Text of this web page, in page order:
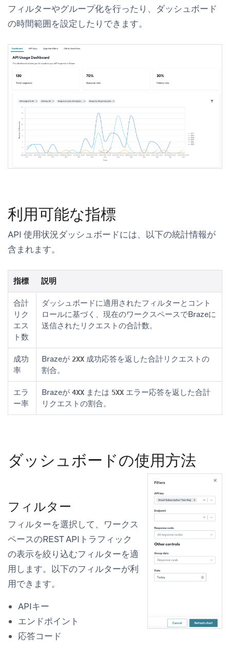
フィルターやグループ化を行ったり、ダッシュボード
の時間範囲を設定したりできます。
利用可能な指標
API 使用状況ダッシュボードには、以下の統計情報が
含まれます。
指標 説明
合計
リク
エス
ト数
ダッシュボードに適用されたフィルターとコント
ロールに基づく、現在のワークスペースでBrazeに
送信されたリクエストの合計数。
成功
率
Brazeが 2XX 成功応答を返した合計リクエストの
割合。
エラ
ー率
Brazeが 4XX または 5XX エラー応答を返した合計
リクエストの割合。
ダッシュボードの使用方法
フィルター
フィルターを選択して、ワークス
ペースのREST APIトラフィック
の表示を絞り込むフィルターを適
用します。以下のフィルターが利
用できます。
APIキー
エンドポイント
応答コード